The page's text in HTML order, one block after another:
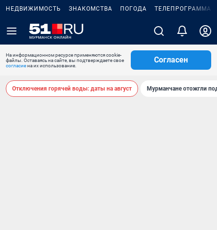
НЕДВИЖИМОСТЬ ЗНАКОМСТВА ПОГОДА ТЕЛЕПРОГРАММА
На информационном ресурсе применяются cookie-
файлы. Оставаясь на сайте, вы подтверждаете свое
согласиена их использование.
Согласен
Отключения горячей воды: даты на август Мурманчане отожгли